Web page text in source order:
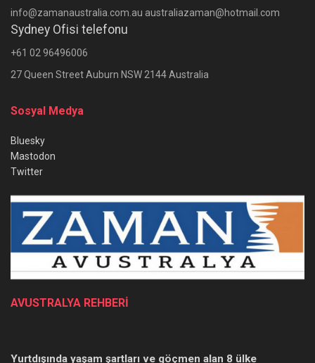
info@zamanaustralia.com.au australiazaman@hotmail.com
Sydney Ofisi telefonu
+61 02 96496006
27 Queen Street Auburn NSW 2144 Australia
Sosyal Medya
Bluesky
Mastodon
Twitter
AVUSTRALYA REHBERİ
Yurtdışında yaşam şartları ve göçmen alan 8 ülke